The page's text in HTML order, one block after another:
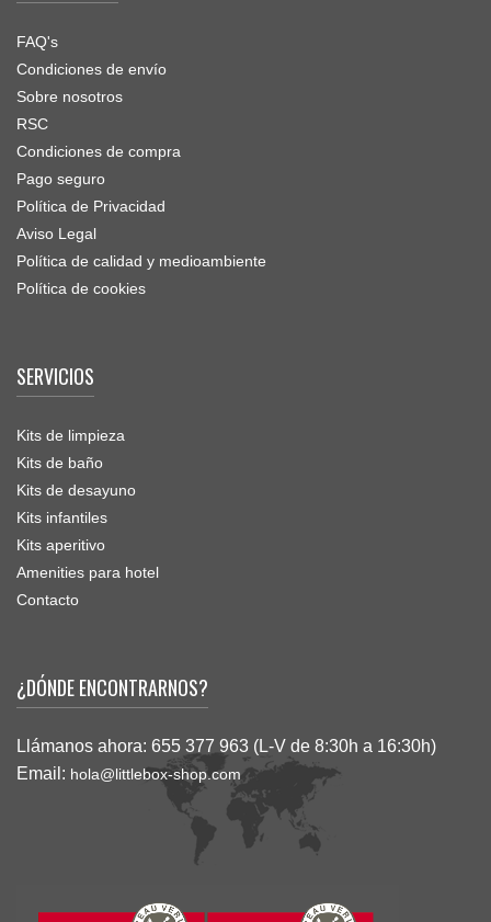
FAQ's
Condiciones de envío
Sobre nosotros
RSC
Condiciones de compra
Pago seguro
Política de Privacidad
Aviso Legal
Política de calidad y medioambiente
Política de cookies
SERVICIOS
Kits de limpieza
Kits de baño
Kits de desayuno
Kits infantiles
Kits aperitivo
Amenities para hotel
Contacto
¿DÓNDE ENCONTRARNOS?
Llámanos ahora: 655 377 963 (L-V de 8:30h a 16:30h)
Email: hola@littlebox-shop.com